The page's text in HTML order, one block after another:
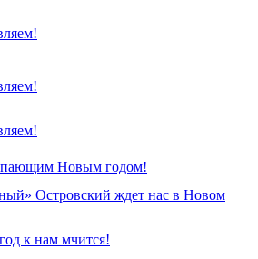
Новым годом!
Островский ждет нас в Новом
к нам мчится!